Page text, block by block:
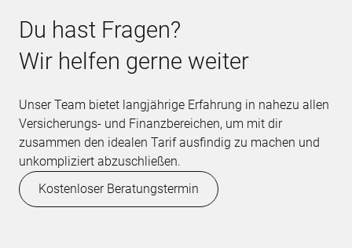
Du hast Fragen?
Wir helfen gerne weiter
Unser Team bietet langjährige Erfahrung in nahezu allen
Versicherungs- und Finanzbereichen, um mit dir
zusammen den idealen Tarif ausfindig zu machen und
unkompliziert abzuschließen.
Kostenloser Beratungstermin